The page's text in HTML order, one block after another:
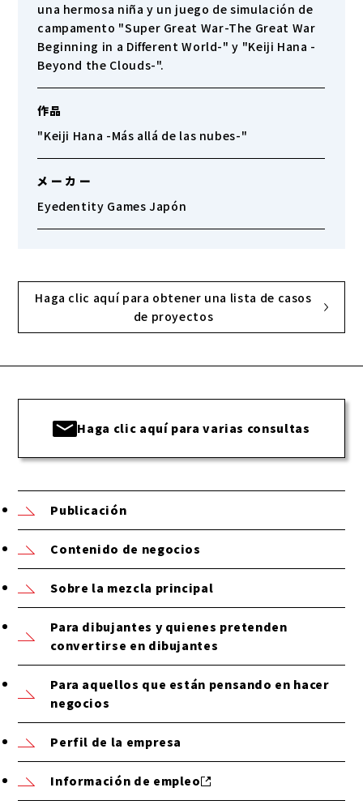
una hermosa niña y un juego de simulación de
campamento "Super Great War-The Great War
Beginning in a Different World-" y "Keiji Hana -
Beyond the Clouds-".
作品
"Keiji Hana -Más allá de las nubes-"
メ ー カ ー
Eyedentity Games Japón
Haga clic aquí para obtener una lista de casos
de proyectos
Haga clic aquí para varias consultas
Publicación
Contenido de negocios
Sobre la mezcla principal
Para dibujantes y quienes pretenden
convertirse en dibujantes
Para aquellos que están pensando en hacer
negocios
Perfil de la empresa
Información de empleo